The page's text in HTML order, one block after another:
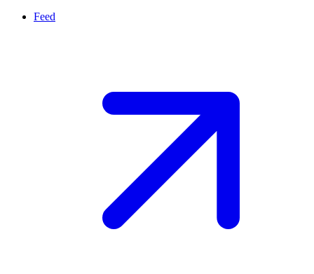
Feed